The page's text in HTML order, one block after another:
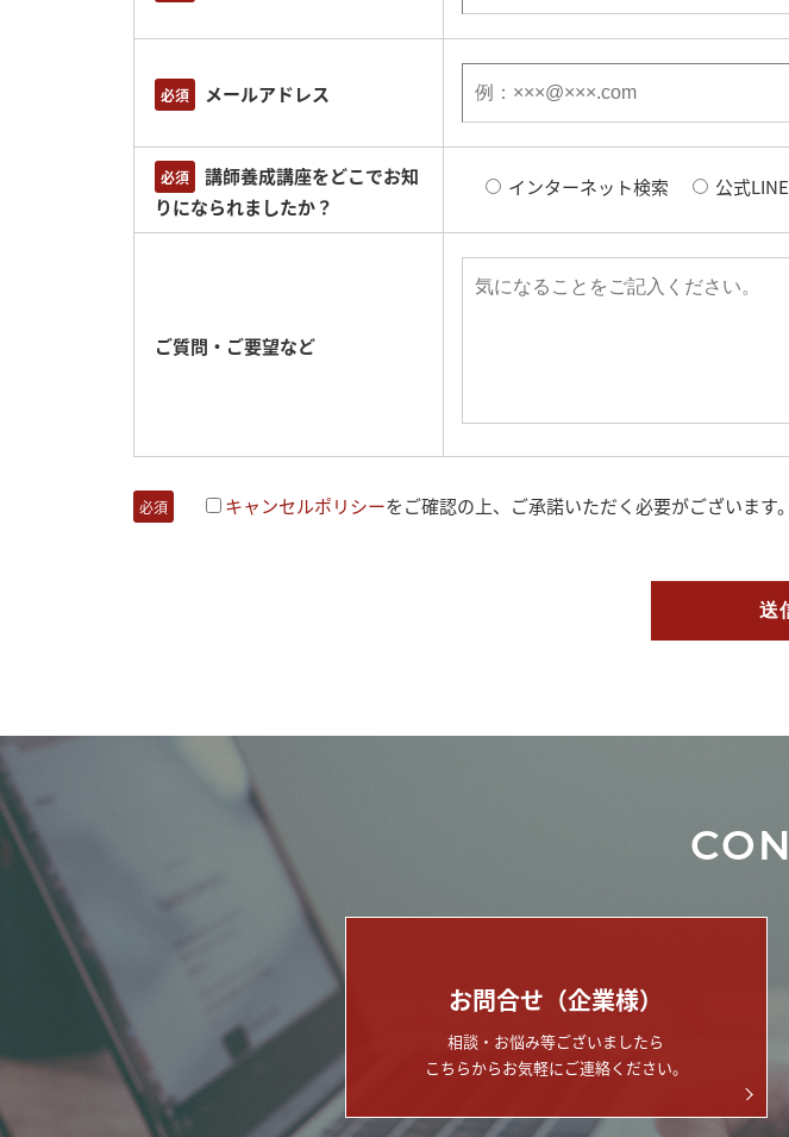
必須 メールアドレス
必須
講師養成講座をどこでお知
りになられましたか？
インターネット検索 公式LINE
ご質問・ご要望など
必須 キャンセルポリシーをご確認の上、ご承諾いただく必要がございます。
お問合せ（企業様）
相談・お悩み等ございましたら
こちらからお気軽にご連絡ください。